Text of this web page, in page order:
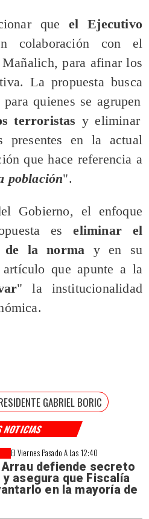
NOTICIAS
El Viernes Pasado A Las 12:40
defiende secreto
y asegura que Fiscalía
en la mayoría de
queel Ejecutivo
colaboración con el
para afinar los
La propuesta busca
para quienes se agrupen
terroristas y eliminar
presentes en la actual
que hace referencia a
población".
Gobierno, el enfoque
eseliminar el
de la norma y en su
que apunte a la
" la institucionalidad
GABRIEL BORIC